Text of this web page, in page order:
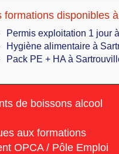
formations disponibles
Permis exploitation 1 jour
Hygiène alimentaire à
Pack PE + HA à
de boissons alcool
aux formations
OPCA / Pôle Emploi